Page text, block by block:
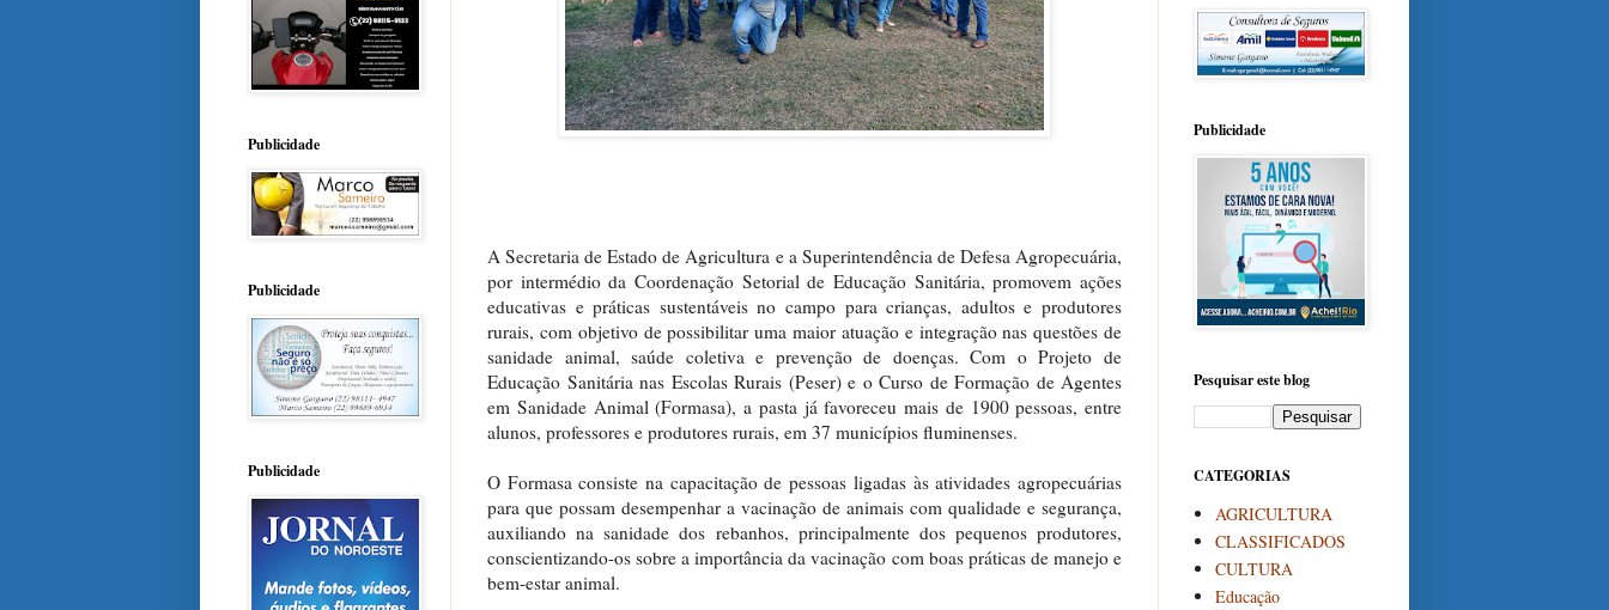
A Secretaria de Estado de Agricultura e a Superintendência de Defesa Agropecuária,
por intermédio da Coordenação Setorial de Educação Sanitária, promovem ações
educativas e práticas sustentáveis no campo para crianças, adultos e produtores
rurais, com objetivo de possibilitar uma maior atuação e integração nas questões de
sanidade animal, saúde coletiva e prevenção de doenças. Com o Projeto de
Educação Sanitária nas Escolas Rurais (Peser) e o Curso de Formação de Agentes
em Sanidade Animal (Formasa), a pasta já favoreceu mais de 1900 pessoas, entre
alunos, professores e produtores rurais, em 37 municípios fluminenses.
O Formasa consiste na capacitação de pessoas ligadas às atividades agropecuárias
para que possam desempenhar a vacinação de animais com qualidade e segurança,
auxiliando na sanidade dos rebanhos, principalmente dos pequenos produtores,
conscientizando-os sobre a importância da vacinação com boas práticas de manejo e
bem-estar animal.
Publicidade
Publicidade
Publicidade
Publicidade
Pesquisar este blog
CATEGORIAS
AGRICULTURA
CLASSIFICADOS
CULTURA
Educação